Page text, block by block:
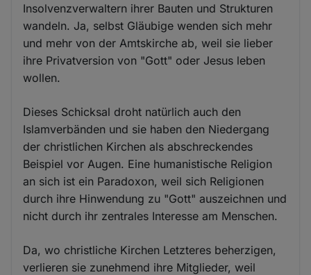
Insolvenzverwaltern ihrer Bauten und Strukturen
wandeln. Ja, selbst Gläubige wenden sich mehr
und mehr von der Amtskirche ab, weil sie lieber
ihre Privatversion von "Gott" oder Jesus leben
wollen.
Dieses Schicksal droht natürlich auch den
Islamverbänden und sie haben den Niedergang
der christlichen Kirchen als abschreckendes
Beispiel vor Augen. Eine humanistische Religion
an sich ist ein Paradoxon, weil sich Religionen
durch ihre Hinwendung zu "Gott" auszeichnen und
nicht durch ihr zentrales Interesse am Menschen.
Da, wo christliche Kirchen Letzteres beherzigen,
verlieren sie zunehmend ihre Mitglieder, weil